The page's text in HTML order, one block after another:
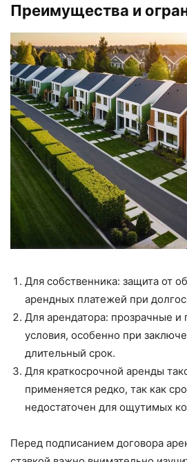
Преимущества и
Для собственника: защита от
арендных платежей при
Для арендатора: прозрачные и
условия, особенно при
длительный срок.
Для краткосрочной аренды
применяется редко, так как
недостаточен для ощутимых
Перед подписанием договора